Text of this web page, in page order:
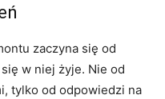
zaczyna się od
w niej żyje. Nie od
tylko od odpowiedzi na